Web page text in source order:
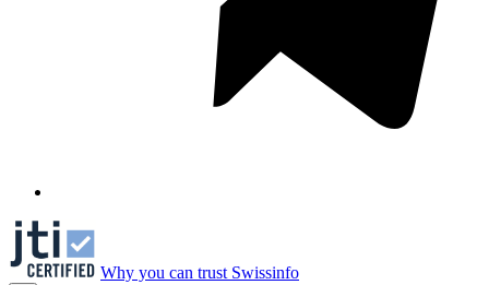
Why you can trust Swissinfo